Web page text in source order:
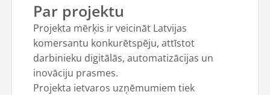
Par projektu
Projekta mērķis ir veicināt Latvijas
komersantu konkurētspēju, attīstot
darbinieku digitālās, automatizācijas un
inovāciju prasmes.
Projekta ietvaros uzņēmumiem tiek